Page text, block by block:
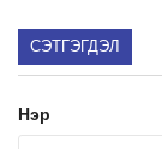
СЭТГЭГДЭЛ
Нэр